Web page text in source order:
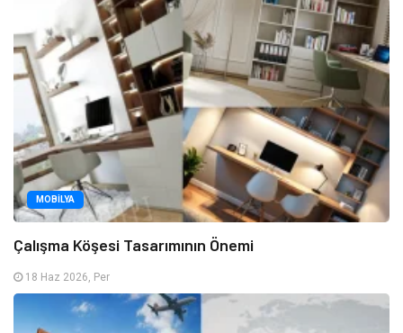
MOBILYA
Çalışma Köşesi Tasarımının Önemi
18 Haz 2026, Per